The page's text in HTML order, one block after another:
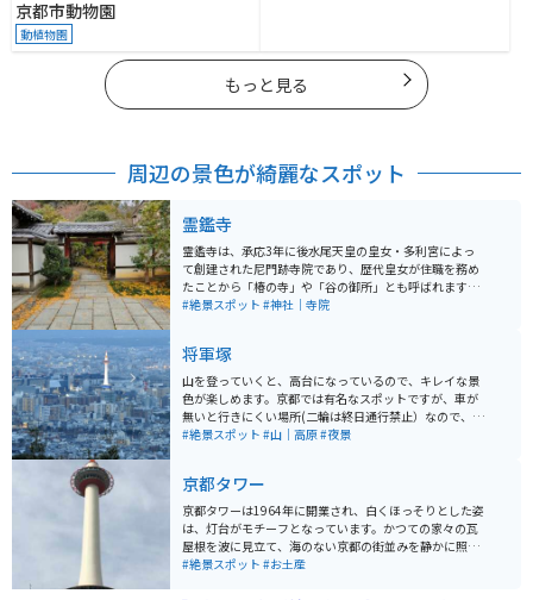
京都市動物園
動植物園
もっと見る
周辺の景色が綺麗なスポット
霊鑑寺
霊鑑寺は、承応3年に後水尾天皇の皇女・多利宮によっ
て創建された尼門跡寺院であり、歴代皇女が住職を務め
たことから「椿の寺」や「谷の御所」とも呼ばれます。
本堂には徳川家斉が寄進した如意輪観音像が安置されて
す。 また、愛らしい御所人形や絵カルタなど皇室ゆかり
のものも多く保存されています。臨済宗南禅寺派の門跡
寺院であり、格調高い池泉観賞式庭園には春にツツジや
椿、秋には紅葉が楽しめます。通常非公開ですが、春と
秋に特別公開されます。少し足元の悪い石段を上り下り
#絶景スポット #神社｜寺院
将軍塚
山を登っていくと、高台になっているので、キレイな景
色が楽しめます。京都では有名なスポットですが、車が
無いと行きにくい場所(二輪は終日通行禁止）なので、そ
んなに混雑することもなく、ゆっくり楽しむことが出来
#絶景スポット #山｜高原#夜景
京都タワー
京都タワーは1964年に開業され、白くほっそりとした姿
は、灯台がモチーフとなっています。かつての家々の瓦
屋根を波に見立て、海のない京都の街並みを静かに照ら
し続けています。 京都市街で一番高く、地上100メート
#絶景スポット #お土産